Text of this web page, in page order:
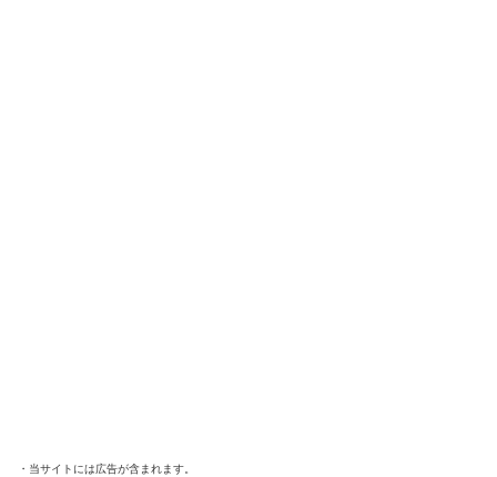
・当サイトには広告が含まれます。